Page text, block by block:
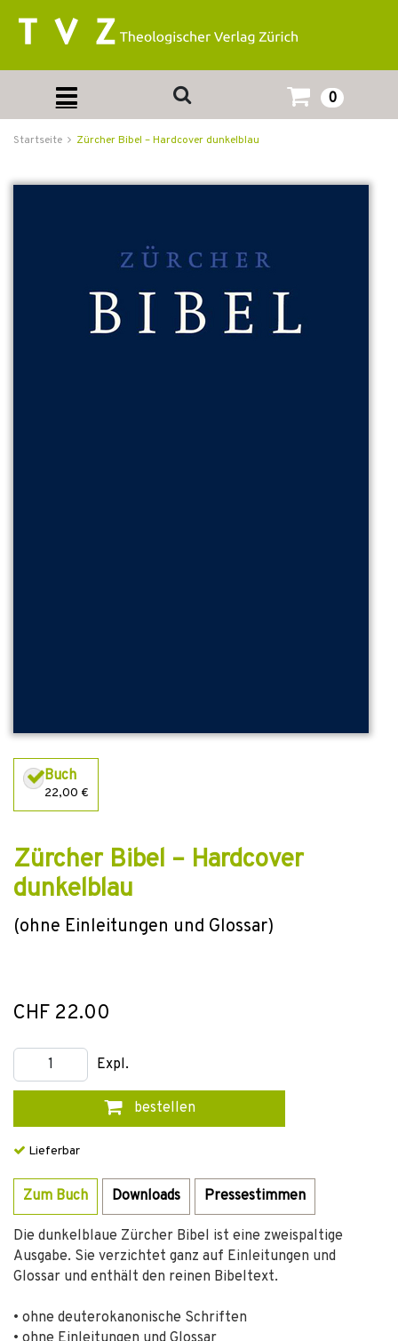
0
Startseite Zürcher Bibel – Hardcover dunkelblau
Buch
22,00 €
Zürcher Bibel – Hardcover
dunkelblau
(ohne Einleitungen und Glossar)
CHF 22.00
Expl.
bestellen
Lieferbar
Zum Buch Downloads Pressestimmen
Die dunkelblaue Zürcher Bibel ist eine zweispaltige
Ausgabe. Sie verzichtet ganz auf Einleitungen und
Glossar und enthält den reinen Bibeltext.
• ohne deuterokanonische Schriften